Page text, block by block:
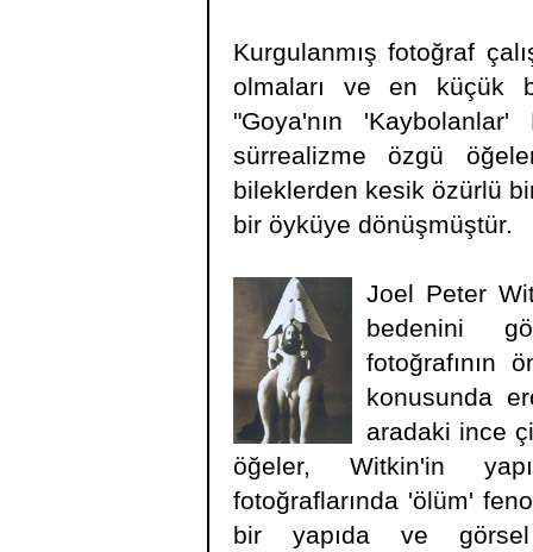
Kurgulanmış fotoğraf
olmaları ve en küçük
"Goya'nın
sürrealizme özgü
bileklerden kesik özürlü
bir öyküye dönüşmüştür.
Joel Peter
bedenini
fotoğrafının
konusunda
aradaki ince
öğeler, Witkin'in
fotoğraflarında 'ölüm'
bir yapıda ve görsel